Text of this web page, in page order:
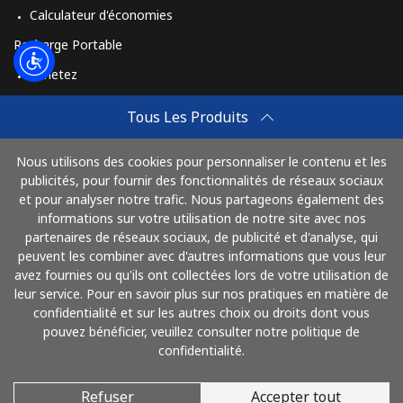
Tous Les Produits
Nous utilisons des cookies pour personnaliser le contenu et les
publicités, pour fournir des fonctionnalités de réseaux sociaux
et pour analyser notre trafic. Nous partageons également des
informations sur votre utilisation de notre site avec nos
partenaires de réseaux sociaux, de publicité et d'analyse, qui
peuvent les combiner avec d'autres informations que vous leur
avez fournies ou qu'ils ont collectées lors de votre utilisation de
leur service. Pour en savoir plus sur nos pratiques en matière de
confidentialité et sur les autres choix ou droits dont vous
pouvez bénéficier, veuillez consulter notre politique de
confidentialité.
Refuser Accepter tout
Calculateur d'économies
Recharge Portable
Achetez
Achetez
Mode de fonctionnement
Payez avec